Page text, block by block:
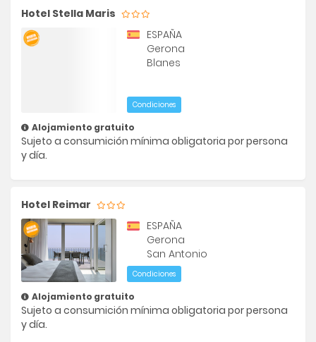
Hotel Stella Maris
ESPAÑA
Gerona
Blanes
Condiciones
Alojamiento gratuito
Sujeto a consumición mínima obligatoria por persona
y día.
Hotel Reimar
ESPAÑA
Gerona
San Antonio
Condiciones
Alojamiento gratuito
Sujeto a consumición mínima obligatoria por persona
y día.